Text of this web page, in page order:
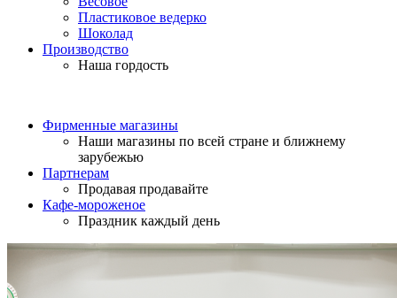
Пластиковое ведерко
Шоколад
Производство
Наша гордость
Фирменные магазины
Наши магазины по всей стране и ближнему
зарубежью
Партнерам
Продавая продавайте
Кафе-мороженое
Праздник каждый день